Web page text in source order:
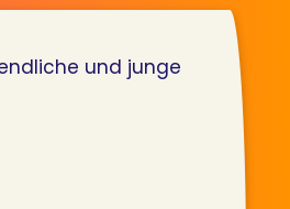
und junge